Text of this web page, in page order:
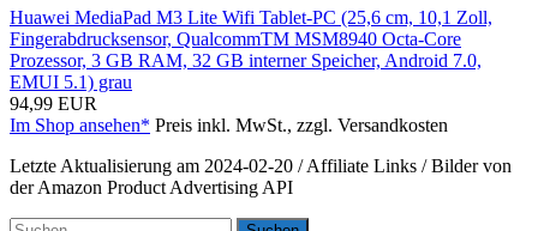
Huawei MediaPad M3 Lite Wifi Tablet-PC (25,6 cm, 10,1 Zoll,
Fingerabdrucksensor, QualcommTM MSM8940 Octa-Core
Prozessor, 3 GB RAM, 32 GB interner Speicher, Android 7.0,
EMUI 5.1) grau
94,99 EUR
Im Shop ansehen* Preis inkl. MwSt., zzgl. Versandkosten
Letzte Aktualisierung am 2024-02-20 / Affiliate Links / Bilder von
der Amazon Product Advertising API
Suchen